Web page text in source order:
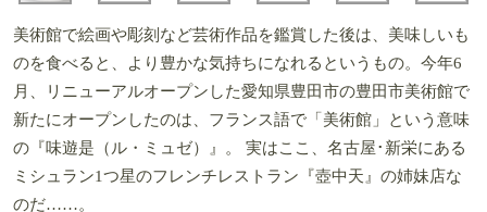
美術館で絵画や彫刻など芸術作品を鑑賞した後は、美味しいも
のを食べると、より豊かな気持ちになれるというもの。今年6
月、リニューアルオープンした愛知県豊田市の豊田市美術館で
新たにオープンしたのは、フランス語で「美術館」という意味
の『味遊是（ル・ミュゼ）』。 実はここ、名古屋･新栄にある
ミシュラン1つ星のフレンチレストラン『壺中天』の姉妹店な
のだ……。